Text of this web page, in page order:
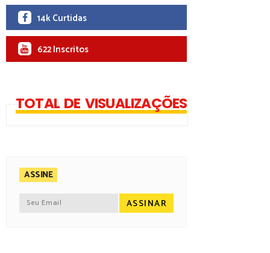
14k Curtidas
622 Inscritos
TOTAL DE VISUALIZAÇÕES
ASSINE